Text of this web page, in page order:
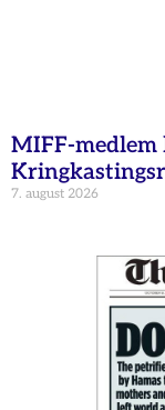
MIFF-medlem
7. august 2026